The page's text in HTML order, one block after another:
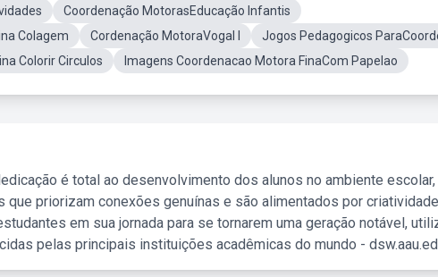
Coordenação MotorasEducação Infantis
Colagem
Cordenação MotoraVogal I
Jogos Pedagogicos
Colorir Circulos
Imagens Coordenacao Motora FinaCom Papelao
é total ao desenvolvimento dos alunos no ambiente
priorizam conexões genuínas e são alimentados por
em sua jornada para se tornarem uma geração notável,
pelas principais instituições acadêmicas do mundo -